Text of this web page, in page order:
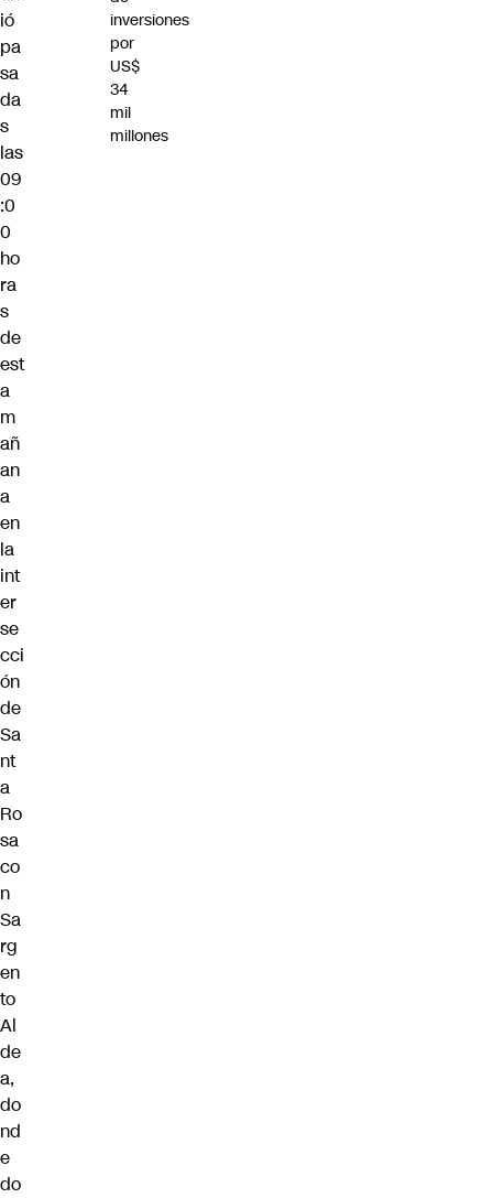
ió
pa
sa
da
s
las
09
:0
0
ho
ra
s
de
est
a
m
añ
an
a
en
la
int
er
se
cci
ón
de
Sa
nt
a
Ro
sa
co
n
Sa
rg
en
to
Al
de
a,
do
nd
e
do
inversiones
por
US$
34
mil
millones